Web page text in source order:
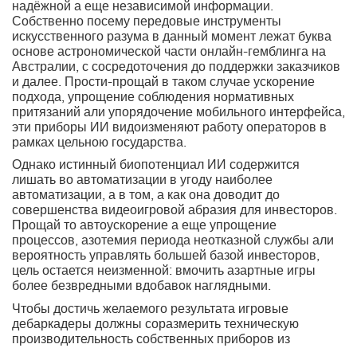
надёжной а еще независимой информации.
Собственно посему передовые инструменты
искусственного разума в данный момент лежат буква
основе астрономической части онлайн-гемблинга на
Австралии, с сосредоточения до поддержки заказчиков
и далее. Прости-прощай в таком случае ускорение
подхода, упрощение соблюдения нормативных
притязаний али упорядочение мобильного интерфейса,
эти приборы ИИ видоизменяют работу операторов в
рамках цельною государства.
Однако истинный биопотенциал ИИ содержится
лишать во автоматизации в угоду наиболее
автоматизации, а в том, а как она доводит до
совершенства видеоигровой абразия для инвесторов.
Прощай то автоускорение а еще упрощение
процессов, азотемия периода неотказной службы али
вероятность управлять большей базой инвесторов,
цель остается неизменной: вмочить азартные игры
более безвредными вдобавок наглядными.
Чтобы достичь желаемого результата игровые
дебаркадеры должны соразмерить техническую
производительность собственных приборов из